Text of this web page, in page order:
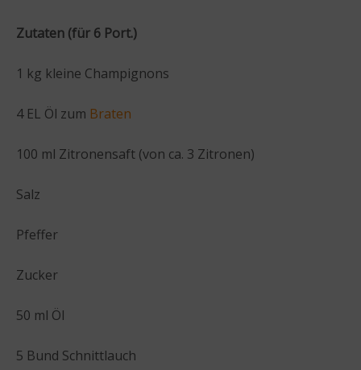
Zutaten (für 6 Port.)
1 kg kleine Champignons
4 EL Öl zum Braten
100 ml Zitronensaft (von ca. 3 Zitronen)
Salz
Pfeffer
Zucker
50 ml Öl
5 Bund Schnittlauch